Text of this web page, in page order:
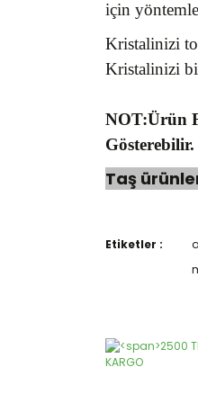
için
Kristalinizi
Kristalinizi
NOT:Ürün
Gösterebilir.
Taş
Bu ürünün
Görüş ve
Ürün
Etiketler :